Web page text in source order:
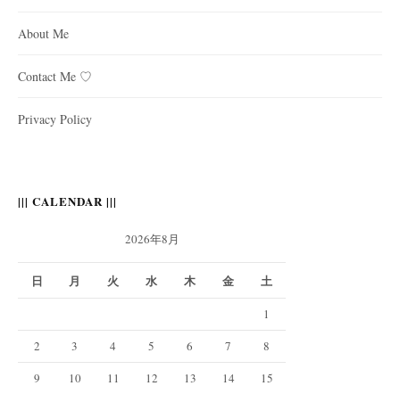
About Me
Contact Me ♡
Privacy Policy
||| CALENDAR |||
2026年8月
日 月 火 水 木 金 土
1
2
3 4 5 6 7
8
9
10 11 12 13 14 15